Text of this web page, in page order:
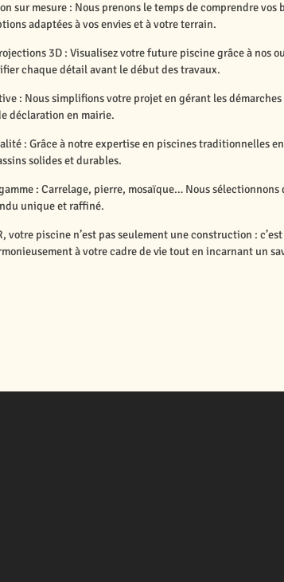
sur mesure : Nous prenons le temps de comprendre vos
adaptées à vos envies et à votre terrain.
3D : Visualisez votre future piscine grâce à nos
chaque détail avant le début des travaux.
: Nous simplifions votre projet en gérant les
déclaration en mairie.
: Grâce à notre expertise en piscines traditionnelles
solides et durables.
: Carrelage, pierre, mosaïque… Nous sélectionnons
unique et raffiné.
votre piscine n’est pas seulement une construction :
à votre cadre de vie tout en incarnant un